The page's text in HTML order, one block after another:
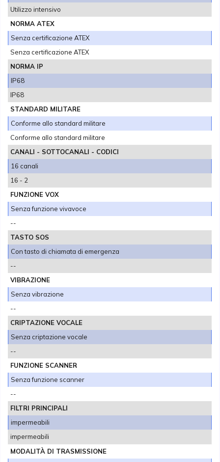
Utilizzo intensivo
NORMA ATEX
Senza certificazione ATEX
Senza certificazione ATEX
NORMA IP
IP68
IP68
STANDARD MILITARE
Conforme allo standard militare
Conforme allo standard militare
CANALI - SOTTOCANALI - CODICI
16 canali
16 - 2
FUNZIONE VOX
Senza funzione vivavoce
--
TASTO SOS
Con tasto di chiamata di emergenza
--
VIBRAZIONE
Senza vibrazione
--
CRIPTAZIONE VOCALE
Senza criptazione vocale
--
FUNZIONE SCANNER
Senza funzione scanner
--
FILTRI PRINCIPALI
impermeabili
impermeabili
MODALITÀ DI TRASMISSIONE